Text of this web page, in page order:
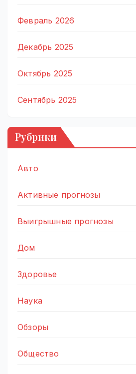
Февраль 2026
Декабрь 2025
Октябрь 2025
Сентябрь 2025
Рубрики
Авто
Активные прогнозы
Выигрышные прогнозы
Дом
Здоровье
Наука
Обзоры
Общество